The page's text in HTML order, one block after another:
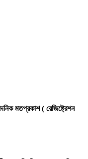
মতপ্রকাশ ( রেজিষ্ট্রেশন